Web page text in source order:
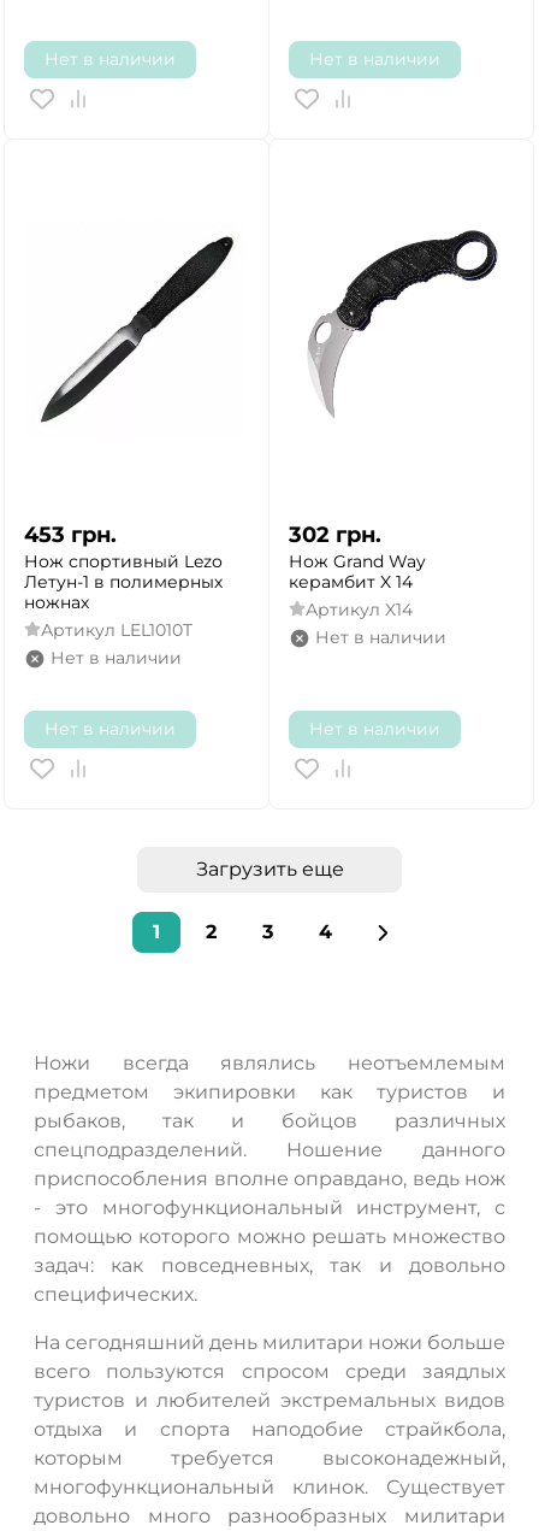
Нет в наличии Нет в наличии
453 грн.
Нож спортивный Lezo
Летун-1 в полимерных
ножнах
Артикул LEL1010T
Нет в наличии
Нет в наличии
302 грн.
Нож Grand Way
керамбит X 14
Артикул X14
Нет в наличии
Нет в наличии
Загрузить еще
1 2 3 4
Ножи всегда являлись неотъемлемым
предметом экипировки как туристов и
рыбаков, так и бойцов различных
спецподразделений. Ношение данного
приспособления вполне оправдано, ведь нож
- это многофункциональный инструмент, с
помощью которого можно решать множество
задач: как повседневных, так и довольно
специфических.
На сегодняшний день милитари ножи больше
всего пользуются спросом среди заядлых
туристов и любителей экстремальных видов
отдыха и спорта наподобие страйкбола,
которым требуется высоконадежный,
многофункциональный клинок. Существует
довольно много разнообразных милитари